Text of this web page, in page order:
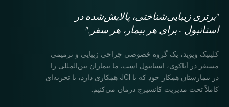
"برتری زیبایی‌شناختی، پالایش‌شده در
استانبول - برای هر بیمار، هر سفر."
کلینیک ویوید، یک گروه خصوصی جراحی زیبایی و ترمیمی
مستقر در آتاکوی، استانبول است. ما بیماران بین‌المللی را
در بیمارستان همکار خود که با JCI همکاری دارد، با تجربه‌ای
کاملاً تحت مدیریت کانسیرج درمان می‌کنیم.